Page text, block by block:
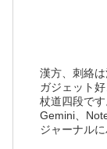
漢方、刺絡
ガジェット好
杖道四段です
Gemini、
ジャーナルに